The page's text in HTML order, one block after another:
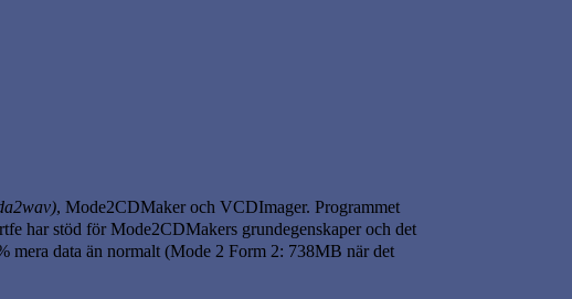
, Mode2CDMaker och VCDImager. Programmet
har stöd för Mode2CDMakers grundegenskaper och det
mera data än normalt (Mode 2 Form 2: 738MB när det